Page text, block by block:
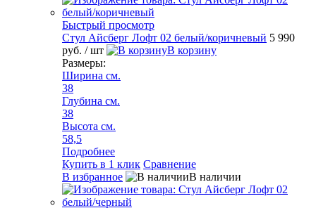
Быстрый просмотр
Стул Айсберг Лофт 02 белый/коричневый 5 990
руб. / шт
В корзину
Размеры:
Ширина см.
38
Глубина см.
38
Высота см.
58,5
Подробнее
Купить в 1 клик Сравнение
В избранное
В наличии